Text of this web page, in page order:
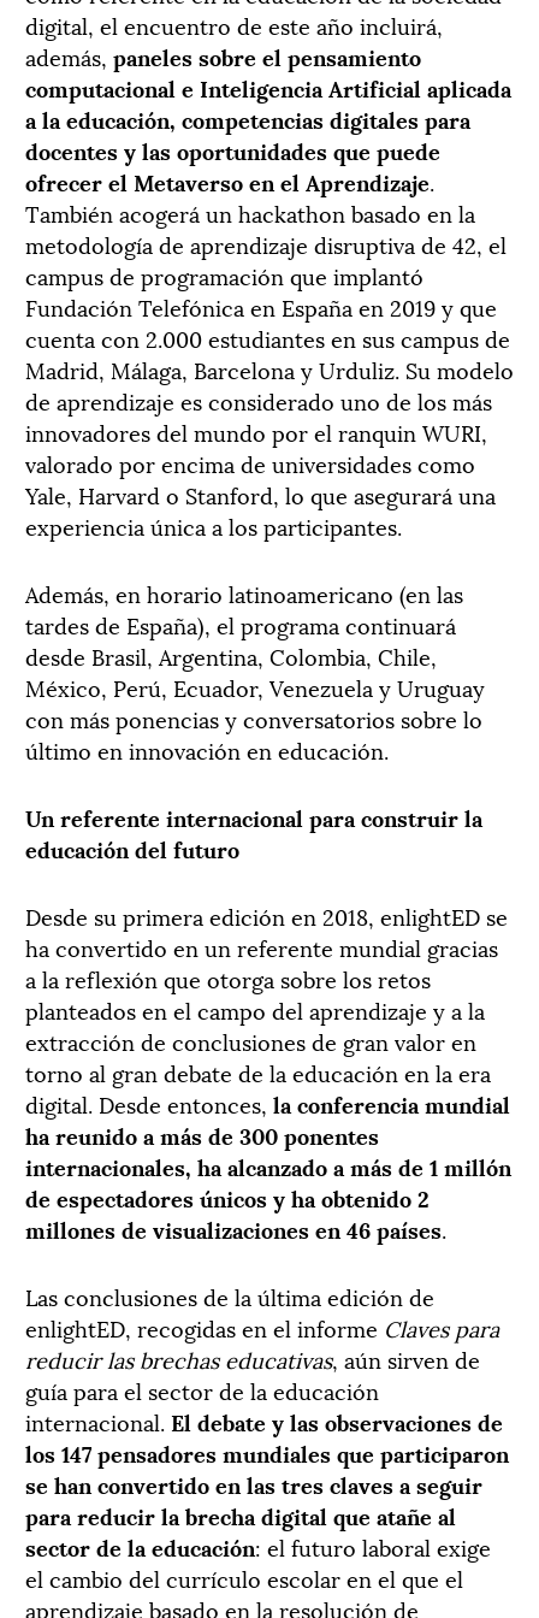
digital, el encuentro de este año incluirá,
además, paneles sobre el pensamiento
computacional e Inteligencia Artificial aplicada
a la educación, competencias digitales para
docentes y las oportunidades que puede
ofrecer el Metaverso en el Aprendizaje.
También acogerá un hackathon basado en la
metodología de aprendizaje disruptiva de 42, el
campus de programación que implantó
Fundación Telefónica en España en 2019 y que
cuenta con 2.000 estudiantes en sus campus de
Madrid, Málaga, Barcelona y Urduliz. Su modelo
de aprendizaje es considerado uno de los más
innovadores del mundo por el ranquin WURI,
valorado por encima de universidades como
Yale, Harvard o Stanford, lo que asegurará una
experiencia única a los participantes.
Además, en horario latinoamericano (en las
tardes de España), el programa continuará
desde Brasil, Argentina, Colombia, Chile,
México, Perú, Ecuador, Venezuela y Uruguay
con más ponencias y conversatorios sobre lo
último en innovación en educación.
Un referente internacional para construir la
educación del futuro
Desde su primera edición en 2018, enlightED se
ha convertido en un referente mundial gracias
a la reflexión que otorga sobre los retos
planteados en el campo del aprendizaje y a la
extracción de conclusiones de gran valor en
torno al gran debate de la educación en la era
digital. Desde entonces, la conferencia mundial
ha reunido a más de 300 ponentes
internacionales, ha alcanzado a más de 1 millón
de espectadores únicos y ha obtenido 2
millones de visualizaciones en 46 países.
Las conclusiones de la última edición de
enlightED, recogidas en el informe Claves para
reducir las brechas educativas, aún sirven de
guía para el sector de la educación
internacional.El debate y las observaciones de
los 147 pensadores mundiales que participaron
se han convertido en las tres claves a seguir
para reducir la brecha digital que atañe al
sector de la educación: el futuro laboral exige
el cambio del currículo escolar en el que el
aprendizaje basado en la resolución de